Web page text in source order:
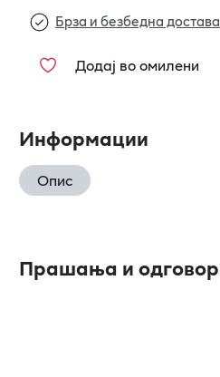
Брза и безбедна достава
Додај во омилени
Информации
Опис
Прашања и